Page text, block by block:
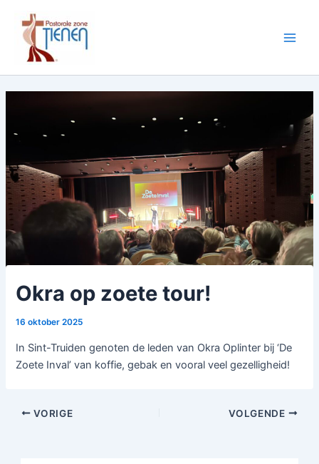
inhoud
Okra op zoete tour!
16 oktober 2025
In Sint-Truiden genoten de leden van Okra Oplinter bij ‘De
Zoete Inval’ van koffie, gebak en vooral veel gezelligheid!
VORIGE VOLGENDE